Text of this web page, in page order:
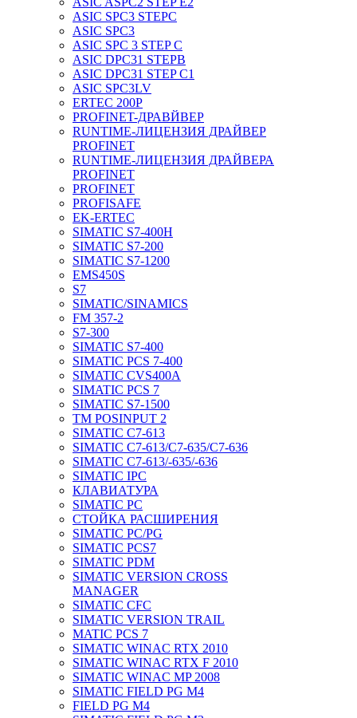
ASIC SPC3 STEPC
ASIC SPC3
ASIC SPC 3 STEP C
ASIC DPC31 STEPB
ASIC DPC31 STEP C1
ASIC SPC3LV
ERTEC 200P
PROFINET-ДРАВЙВЕР
RUNTIME-ЛИЦЕНЗИЯ ДРАЙВЕР
PROFINET
RUNTIME-ЛИЦЕНЗИЯ ДРАЙВЕРА
PROFINET
PROFINET
PROFISAFE
EK-ERTEC
SIMATIC S7-400H
SIMATIC S7-200
SIMATIC S7-1200
EMS450S
S7
SIMATIC/SINAMICS
FM 357-2
S7-300
SIMATIC S7-400
SIMATIC PCS 7-400
SIMATIC CVS400A
SIMATIC PCS 7
SIMATIC S7-1500
TM POSINPUT 2
SIMATIC C7-613
SIMATIC C7-613/C7-635/C7-636
SIMATIC C7-613/-635/-636
SIMATIC IPC
КЛАВИАТУРА
SIMATIC PC
СТОЙКА РАСШИРЕНИЯ
SIMATIC PC/PG
SIMATIC PCS7
SIMATIC PDM
SIMATIC VERSION CROSS
MANAGER
SIMATIC CFC
SIMATIC VERSION TRAIL
MATIC PCS 7
SIMATIC WINAC RTX 2010
SIMATIC WINAC RTX F 2010
SIMATIC WINAC MP 2008
SIMATIC FIELD PG M4
FIELD PG M4